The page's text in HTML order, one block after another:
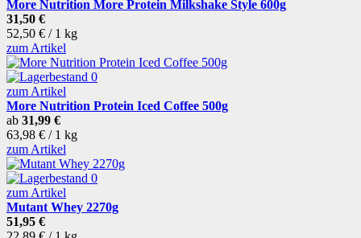
More Nutrition More Protein Milkshake Style 600g
31,50 €
52,50 € / 1 kg
zum Artikel
zum Artikel
More Nutrition Protein Iced Coffee 500g
ab 31,99 €
63,98 € / 1 kg
zum Artikel
zum Artikel
Mutant Whey 2270g
51,95 €